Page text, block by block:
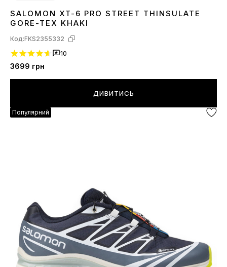
414243 44 45 46
SALOMON XT-6 PRO STREET THINSULATE
GORE-TEX KHAKI
Код:FKS2355332
10
3699 грн
ДИВИТИСЬ
Популярний